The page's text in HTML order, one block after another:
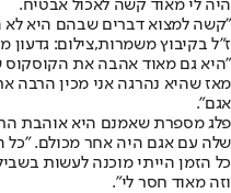
היה לי מאוד קשה לאכול אבטיח.
"קשה למצוא דברים שבהם היא לא
ז"ל בקיבוץ משמרות,צילום: גדעון
"היא גם מאוד אהבה את
מאז שהיא נהרגה אני מכין הרבה
אגם".
פלג מספרת שאמנם היא אוהבת
שלה עם אגם היה אחר מכולם. "כל
כל הזמן הייתי מוכנה לעשות
וזה מאוד חסר לי".